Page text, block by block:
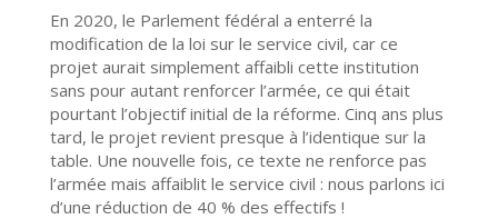
En 2020, le Parlement fédéral a enterré la
modification de la loi sur le service civil, car ce
projet aurait simplement affaibli cette institution
sans pour autant renforcer l’armée, ce qui était
pourtant l’objectif initial de la réforme. Cinq ans plus
tard, le projet revient presque à l’identique sur la
table. Une nouvelle fois, ce texte ne renforce pas
l’armée mais affaiblit le service civil : nous parlons ici
d’une réduction de 40 % des effectifs !